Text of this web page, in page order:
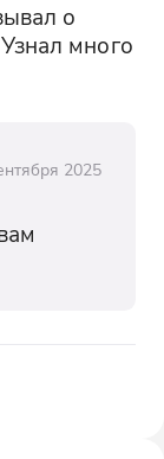
о
много
2025